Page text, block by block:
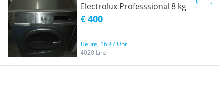
Electrolux Professsional 8 kg
€ 400
Heute, 16:47 Uhr
4020 Linz